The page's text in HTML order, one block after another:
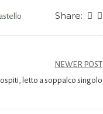
Share:
NEWER POST
letto a soppalco singolo